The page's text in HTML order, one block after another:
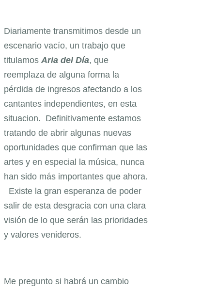
Diariamente transmitimos desde un
escenario vacío, un trabajo que
titulamos Aria del Día, que
reemplaza de alguna forma la
pérdida de ingresos afectando a los
cantantes independientes, en esta
situacion. Definitivamente estamos
tratando de abrir algunas nuevas
oportunidades que confirman que las
artes y en especial la música, nunca
han sido más importantes que ahora.
Existe la gran esperanza de poder
salir de esta desgracia con una clara
visión de lo que serán las prioridades
y valores venideros.
Me pregunto si habrá un cambio